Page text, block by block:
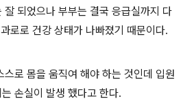
잘 되었으나 부부는 결국 응급실까지 다
로로 건강 상태가 나빠졌기 때문이다.
스로 몸을 움직여 해야 하는 것인데 입원
손실이 발생 했다고 한다.